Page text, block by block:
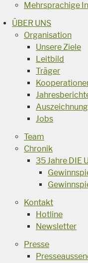
Mehrsprachige
ÜBER UNS
Organisation
Unsere Ziele
Leitbild
Träger
Jobs
Team
Chronik
35 Jahre DIE
Kontakt
Hotline
Newsletter
Presse